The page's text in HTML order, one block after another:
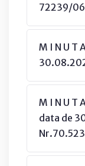
72239/
M I N U T
M I N U T
data de